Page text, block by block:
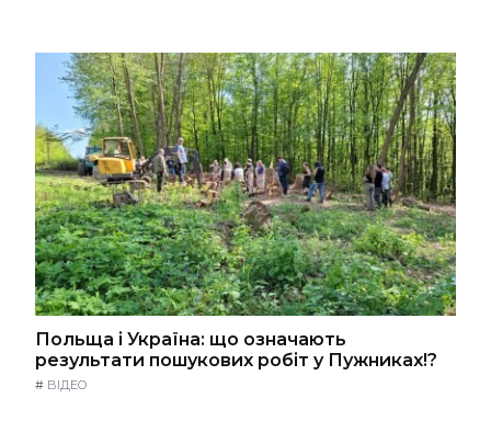
Польща і Україна: що означають
результати пошукових робіт у Пужниках!?
# ВІДЕО